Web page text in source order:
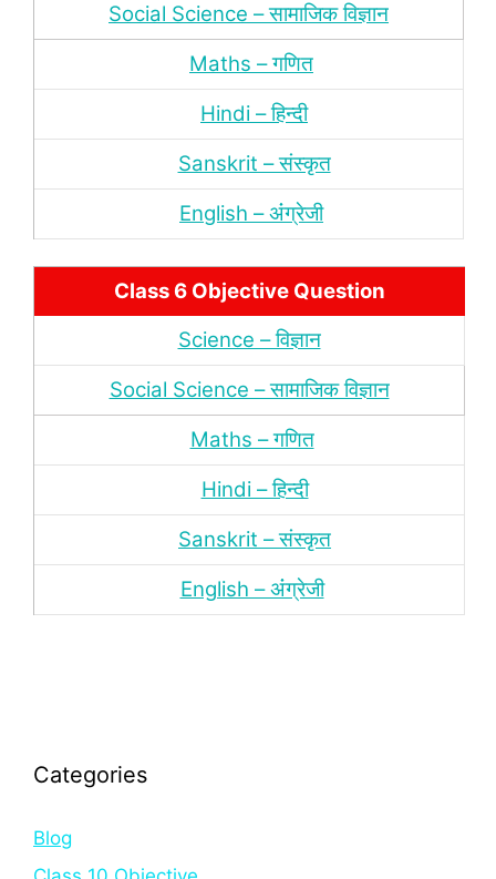
Social Science – सामाजिक विज्ञान
Maths – गणित
Hindi – हिन्‍दी
Sanskrit – संस्‍कृत
English – अंंग्रेजी
Class 6 Objective Question
Science – विज्ञान
Social Science – सामाजिक विज्ञान
Maths – गणित
Hindi – हिन्‍दी
Sanskrit – संस्‍कृत
English – अंंग्रेजी
Categories
Blog